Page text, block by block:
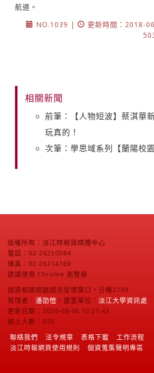
航道。
NO.1039 |
更新時間：2018-
相關新聞
前筆：【人物短波】蔡淇華
玩真的！
次筆：學思域系列【蘭陽校園
版權所有：淡江時報與媒體中心
電話：02-26250584
傳真：02-26214169
建議使用 Chrome 瀏覽器
個資相關問題請洽受理窗口，分機2799
管理者： 潘劭愷 / 建置單位： 淡江大學資訊處
更新日期：2026-08-06 10:21:43
線上人數：970
聯絡我們
法令規章 表格下載
工作流程
淡江時報網頁使用規則
個資蒐集聲明專區